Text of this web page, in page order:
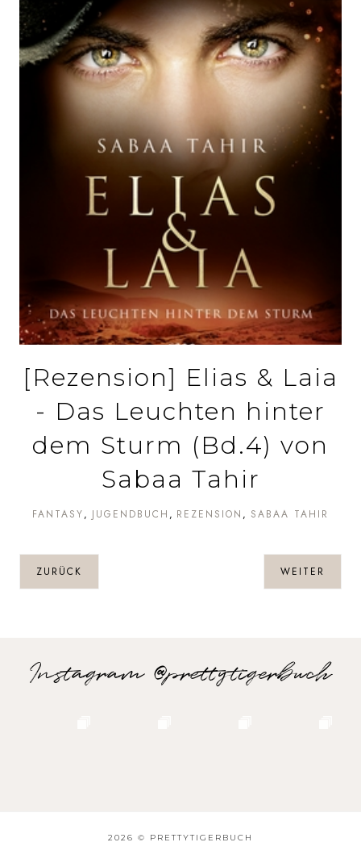
[Rezension] Elias & Laia
- Das Leuchten hinter
dem Sturm (Bd.4) von
Sabaa Tahir
FANTASY JUGENDBUCH REZENSION SABAA TAHIR
ZURÜCK WEITER
Instagram @prettytigerbuch
2026 © PRETTYTIGERBUCH